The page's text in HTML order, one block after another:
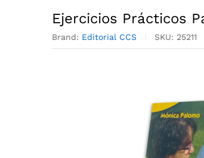
Ejercicios Prácticos
Brand: Editorial CCS SKU: 25211